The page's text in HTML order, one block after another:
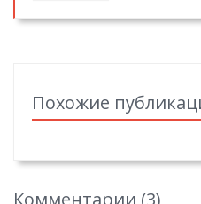
Похожие
Комментарии (3)